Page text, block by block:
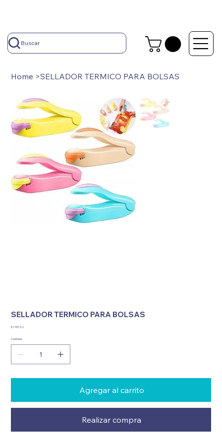
Buscar
Home >SELLADOR TERMICO PARA BOLSAS
SELLADOR TERMICO PARA BOLSAS
Precio
$ 1.957,42
Cantidad
Agregar al carrito
Realizar compra